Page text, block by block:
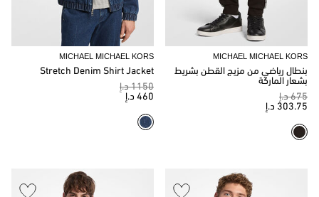
MICHAEL MICHAEL KORS
بنطال رياضي من مزيج القطن بشريط
بشعار الماركة
675 د.إ
303.75 د.إ
MICHAEL MICHAEL KORS
Stretch Denim Shirt Jacket
1150 د.إ
460 د.إ